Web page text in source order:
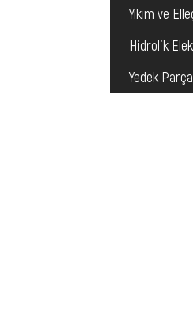
Yıkım ve
Hidrolik
Yedek Parça